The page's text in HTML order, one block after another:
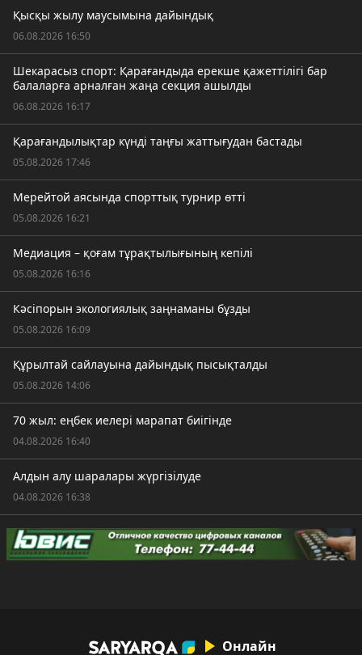
Қысқы жылу маусымына дайындық
06.08.2026 16:50
Шекарасыз спорт: Қарағандыда ерекше қажеттілігі бар
балаларға арналған жаңа секция ашылды
06.08.2026 16:17
Қарағандылықтар күнді таңғы жаттығудан бастады
05.08.2026 17:46
Мерейтой аясында спорттық турнир өтті
05.08.2026 16:21
Медиация – қоғам тұрақтылығының кепілі
05.08.2026 16:16
Кәсіпорын экологиялық заңнаманы бұзды
05.08.2026 16:09
Құрылтай сайлауына дайындық пысықталды
05.08.2026 14:06
70 жыл: еңбек иелері марапат биігінде
04.08.2026 16:40
Алдын алу шаралары жүргізілуде
04.08.2026 16:38
Онлайн